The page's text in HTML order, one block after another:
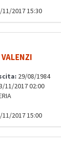
11/2017 15:30
29/08/1984
11/2017 02:00
11/2017 15:00